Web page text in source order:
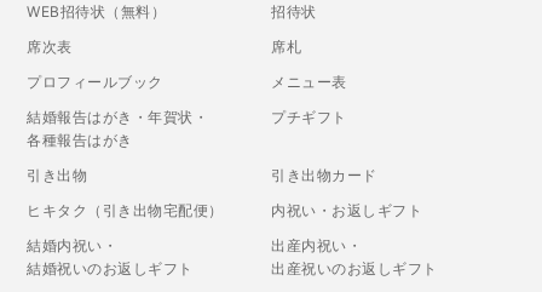
WEB招待状（無料）
招待状
席次表
席札
プロフィールブック
メニュー表
結婚報告はがき・年賀状・
各種報告はがき
プチギフト
引き出物
引き出物カード
ヒキタク（引き出物宅配便）
内祝い・お返しギフト
結婚内祝い・
結婚祝いのお返しギフト
出産内祝い・
出産祝いのお返しギフト